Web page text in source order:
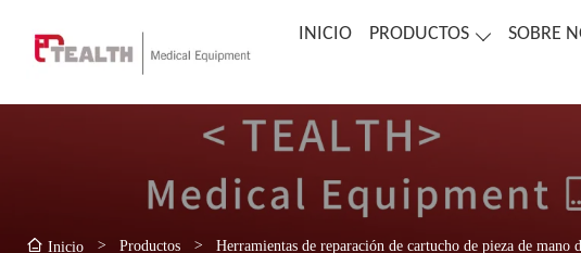
INICIO PRODUCTOS SOBRE
Inicio > Productos > Herramientas de reparación de cartucho de pieza de mano